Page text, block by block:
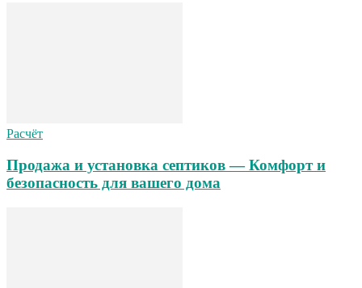
Расчёт
Продажа и установка септиков — Комфорт и
безопасность для вашего дома